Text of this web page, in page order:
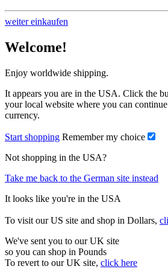
weiter einkaufen
Welcome!
Enjoy worldwide shipping.
It appears you are in the USA. Click the
your local website where you can
currency.
Start shopping Remember my choice
Not shopping in the USA?
Take me back to the German site instead
It looks like you're in the USA
To visit our US site and shop in Dollars,
We've sent you to our UK site
so you can shop in Pounds
To revert to our UK site, click here